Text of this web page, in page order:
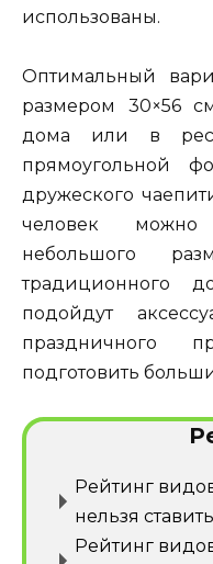
использованы.
Оптимальный
размером 30×56
дома или в
прямоугольной
дружеского
человек можно
небольшого
традиционного
подойдут
праздничного
подготовить
Рейтинг
нельзя
Рейтинг